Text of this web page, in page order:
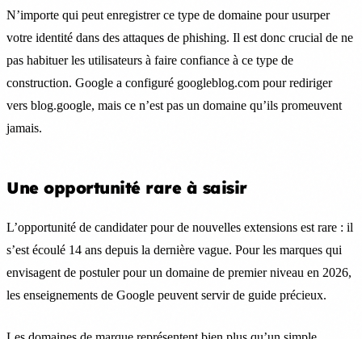
N’importe qui peut enregistrer ce type de domaine pour usurper
votre identité dans des attaques de phishing. Il est donc crucial de ne
pas habituer les utilisateurs à faire confiance à ce type de
construction. Google a configuré googleblog.com pour rediriger
vers blog.google, mais ce n’est pas un domaine qu’ils promeuvent
jamais.
Une opportunité rare à saisir
L’opportunité de candidater pour de nouvelles extensions est rare : il
s’est écoulé 14 ans depuis la dernière vague. Pour les marques qui
envisagent de postuler pour un domaine de premier niveau en 2026,
les enseignements de Google peuvent servir de guide précieux.